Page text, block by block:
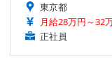
東京都
月給28万円～32
正社員